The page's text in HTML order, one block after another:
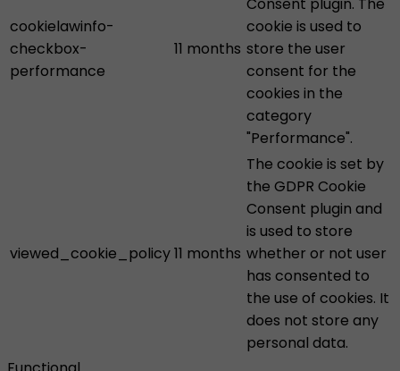
cookielawinfo-
checkbox-
performance
11 months
cookie is used to
store the user
consent for the
cookies in the
category
"Performance".
viewed_cookie_policy11 months
The cookie is set by
the GDPR Cookie
Consent plugin and
is used to store
whether or not user
has consented to
the use of cookies. It
does not store any
personal data.